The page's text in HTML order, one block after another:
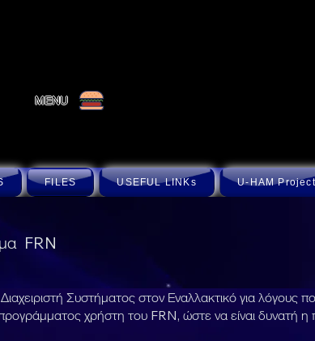
FILES USEFUL LINKs U-HAM
MENU
FRN
Συστήματος στον Εναλλακτικό για λόγους
χρήστη του FRN, ώστε να είναι δυνατή η